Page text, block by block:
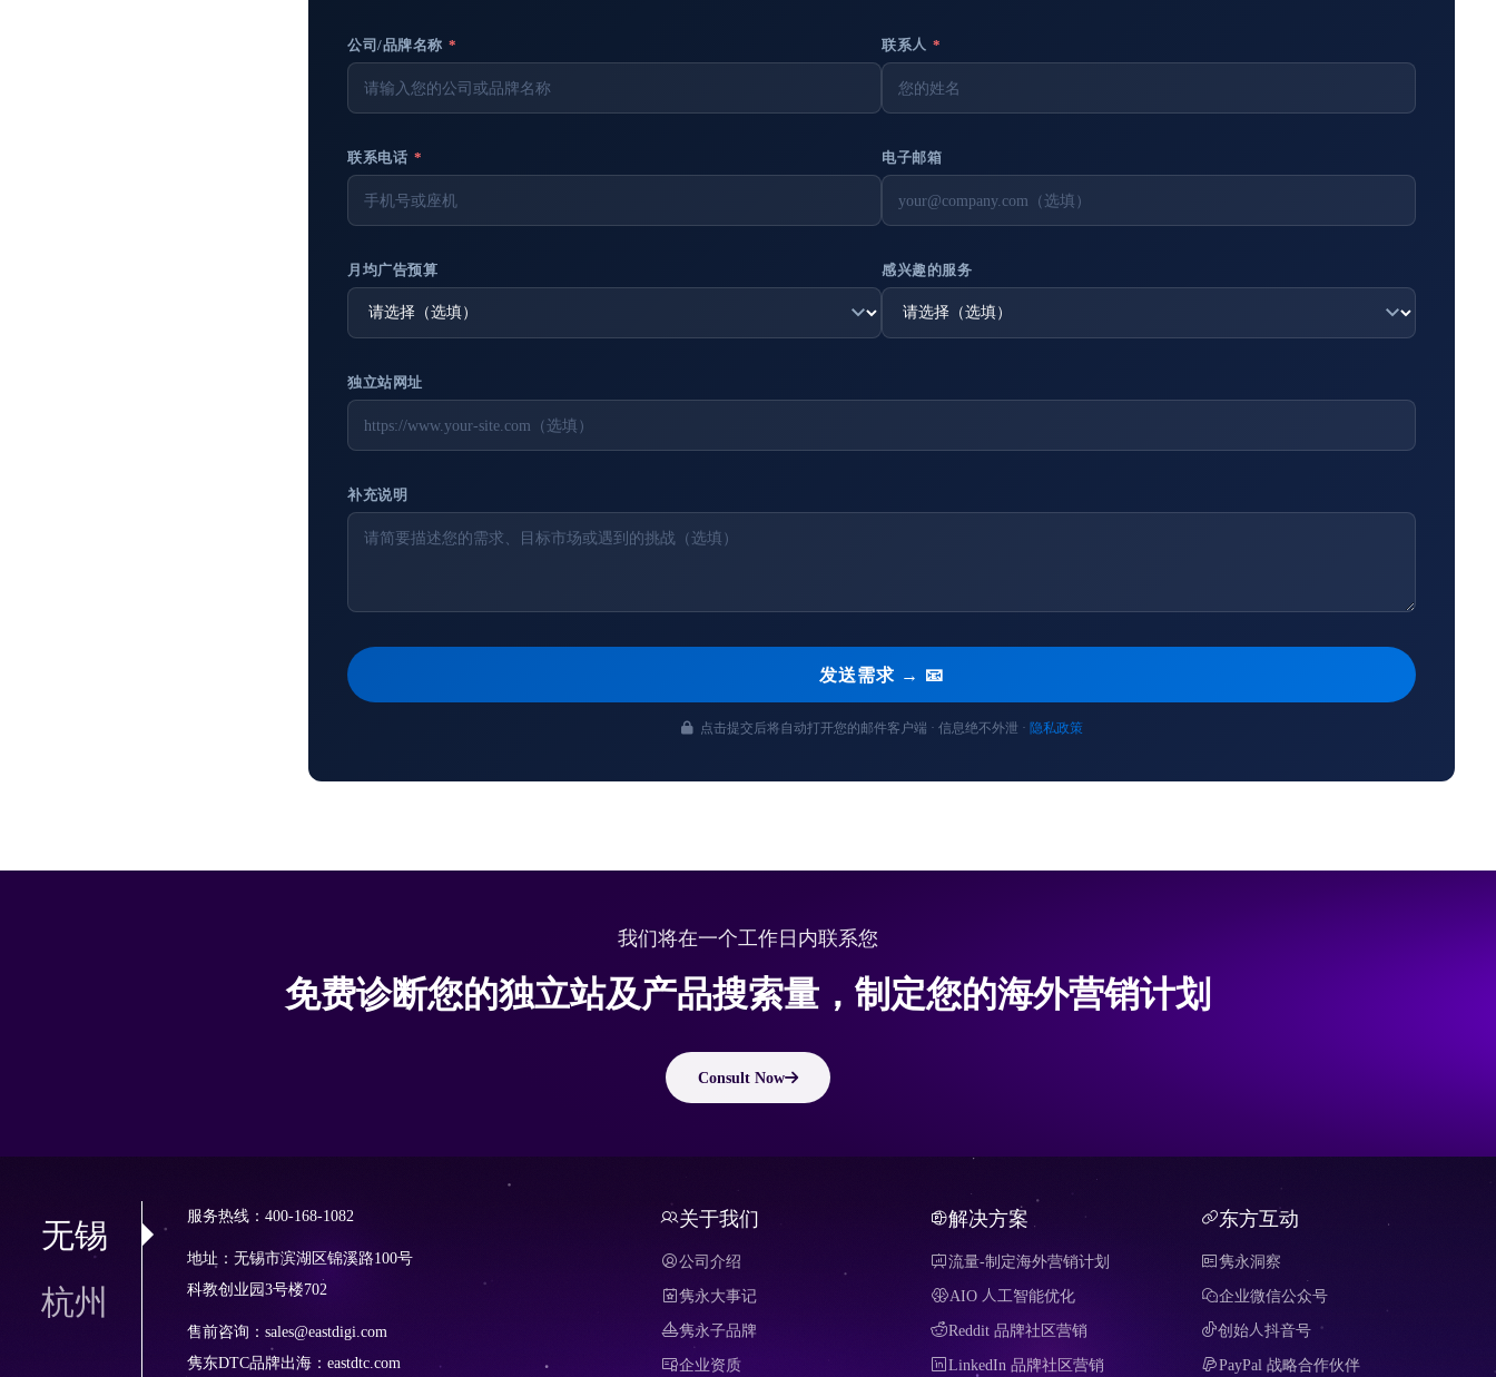
公司/品牌名称 * 联系人 *
联系电话 * 电子邮箱
月均广告预算 感兴趣的服务
独立站网址
补充说明
发送需求 → 📧
点击提交后将自动打开您的邮件客户端 · 信息绝不外泄 · 隐私政策
我们将在一个工作日内联系您
免费诊断您的独立站及产品搜索量，制定您的海外营销计划
Consult Now
无锡
杭州
服务热线：400-168-1082
地址：无锡市滨湖区锦溪路100号
科教创业园3号楼702
售前咨询：sales@eastdigi.com
隽东DTC品牌出海： eastdtc.com
关于我们
公司介绍
隽永大事记
隽永子品牌
企业资质
解决方案
流量-制定海外营销计划
AIO 人工智能优化
Reddit 品牌社区营销
LinkedIn 品牌社区营销
东方互动
隽永洞察
企业微信公众号
创始人抖音号
PayPal 战略合作伙伴